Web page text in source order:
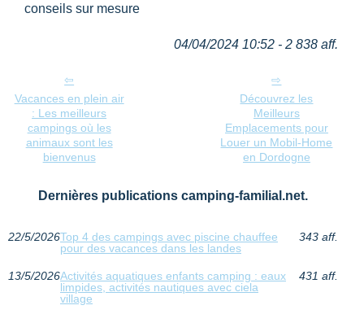
conseils sur mesure
04/04/2024 10:52 - 2 838 aff.
Vacances en plein air
: Les meilleurs
campings où les
animaux sont les
bienvenus
Découvrez les
Meilleurs
Emplacements pour
Louer un Mobil-Home
en Dordogne
Dernières publications camping-familial.net.
22/5/2026Top 4 des campings avec piscine chauffee
pour des vacances dans les landes
343 aff.
13/5/2026Activités aquatiques enfants camping : eaux
limpides, activités nautiques avec ciela
village
431 aff.